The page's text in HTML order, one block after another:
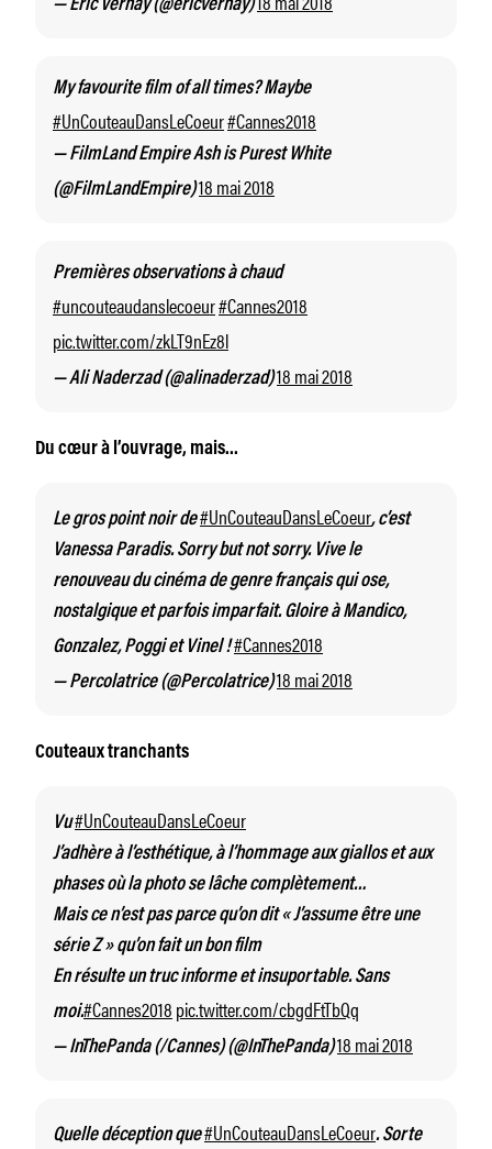
— Eric Vernay (@ericvernay)
My favourite film of all times? Maybe
#UnCouteauDansLeCoeur#Cannes2018
— FilmLand Empire Ash is Purest White
(@FilmLandEmpire)18 mai 2018
Premières observations à chaud
#uncouteaudanslecoeur#Cannes2018
pic.twitter.com/zkLT9nEz8l
— Ali Naderzad (@alinaderzad)18 mai 2018
Du cœur à l’ouvrage, mais…
Le gros point noir de#UnCouteauDansLeCoeur, c’est
Vanessa Paradis. Sorry but not sorry. Vive le
renouveau du cinéma de genre français qui ose,
nostalgique et parfois imparfait. Gloire à Mandico,
Gonzalez, Poggi et Vinel !#Cannes2018
— Percolatrice (@Percolatrice)18 mai 2018
Couteaux tranchants
Vu#UnCouteauDansLeCoeur
J’adhère à l’esthétique, à l’hommage aux giallos et aux
phases où la photo se lâche complètement…
Mais ce n’est pas parce qu’on dit « J’assume être une
série Z » qu’on fait un bon film
En résulte un truc informe et insuportable. Sans
moi.#Cannes2018pic.twitter.com/cbgdFtTbQq
— InThePanda (/Cannes) (@InThePanda)18 mai 2018
Quelle déception que#UnCouteauDansLeCoeur. Sorte